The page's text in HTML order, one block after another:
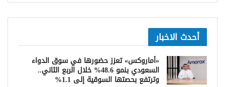
أحدث الاخبار
«أماروكس» تعزز حضورها في سوق الدواء
السعودي بنمو 48.6% خلال الربع الثاني..
وترتفع بحصتها السوقية إلى 1.1%